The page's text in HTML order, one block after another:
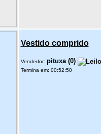
Vestido comprido
Vendedor: pituxa(0)
Termina em: 00:52:50